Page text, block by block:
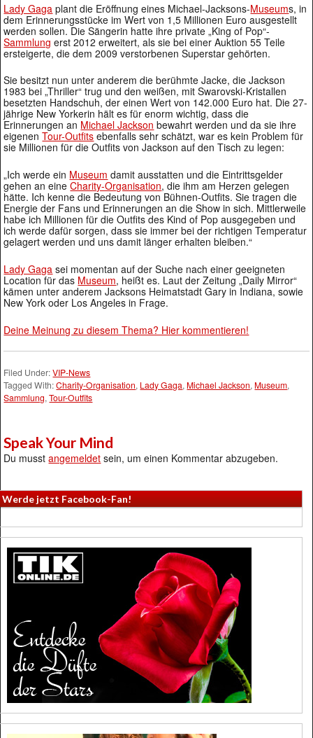
Lady Gaga plant die Eröffnung eines Michael-Jacksons-Museums, in
dem Erinnerungsstücke im Wert von 1,5 Millionen Euro ausgestellt
werden sollen. Die Sängerin hatte ihre private „King of Pop“-
Sammlung erst 2012 erweitert, als sie bei einer Auktion 55 Teile
ersteigerte, die dem 2009 verstorbenen Superstar gehörten.
Sie besitzt nun unter anderem die berühmte Jacke, die Jackson
1983 bei „Thriller“ trug und den weißen, mit Swarovski-Kristallen
besetzten Handschuh, der einen Wert von 142.000 Euro hat. Die 27-
jährige New Yorkerin hält es für enorm wichtig, dass die
Erinnerungen an Michael Jackson bewahrt werden und da sie ihre
eigenenTour-Outfits ebenfalls sehr schätzt, war es kein Problem für
sie Millionen für die Outfits von Jackson auf den Tisch zu legen:
„Ich werde ein Museum damit ausstatten und die Eintrittsgelder
gehen an eineCharity-Organisation, die ihm am Herzen gelegen
hätte. Ich kenne die Bedeutung von Bühnen-Outfits. Sie tragen die
Energie der Fans und Erinnerungen an die Show in sich. Mittlerweile
habe ich Millionen für die Outfits des Kind of Pop ausgegeben und
ich werde dafür sorgen, dass sie immer bei der richtigen Temperatur
gelagert werden und uns damit länger erhalten bleiben.“
Lady Gaga sei momentan auf der Suche nach einer geeigneten
Location für das Museum, heißt es. Laut der Zeitung „Daily Mirror“
kämen unter anderem Jacksons Heimatstadt Gary in Indiana, sowie
New York oder Los Angeles in Frage.
Deine Meinung zu diesem Thema? Hier kommentieren!
Filed Under:VIP-News
Tagged With:Charity-Organisation, Lady Gaga, Michael Jackson, Museum,
Sammlung,Tour-Outfits
Speak Your Mind
Du musstangemeldet sein, um einen Kommentar abzugeben.
Werde jetzt Facebook-Fan!